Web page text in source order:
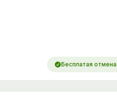
Бесплатая отмена